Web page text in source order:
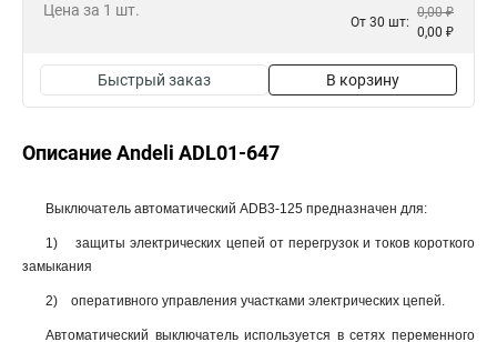
Цена за 1 шт.
От 30 шт:
0,00 ₽
0,00 ₽
Быстрый заказ В корзину
Описание Andeli ADL01-647
Выключатель автоматический ADB3-125 предназначен для:
1) защиты электрических цепей от перегрузок и токов короткого
замыкания
2) оперативного управления участками электрических цепей.
Автоматический выключатель используется в сетях переменного